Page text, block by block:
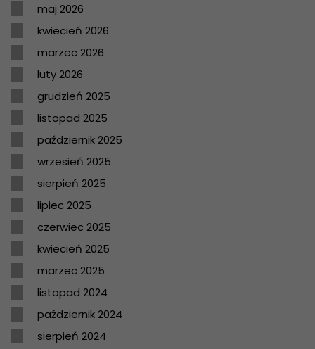
maj 2026
kwiecień 2026
marzec 2026
luty 2026
grudzień 2025
listopad 2025
październik 2025
wrzesień 2025
sierpień 2025
lipiec 2025
czerwiec 2025
kwiecień 2025
marzec 2025
listopad 2024
październik 2024
sierpień 2024